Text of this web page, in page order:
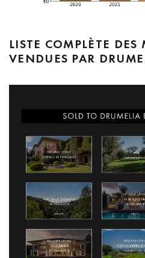
LISTE COMPLÈTE DES
VENDUES PAR